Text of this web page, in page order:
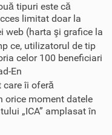
tipuri este că
limitat doar la
web (harta şi grafice la
ce, utilizatorul de tip
celor 100 beneficiari
En
care îi oferă
orice moment datele
„ICA” amplasat în